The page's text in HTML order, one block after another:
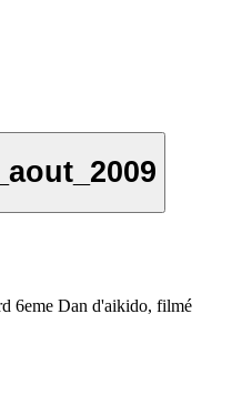
6eme Dan d'aikido, filmé